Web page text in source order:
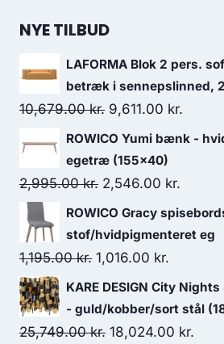
NYE TILBUD
LAFORMA Blok 2 pers.
betræk i sennepslinned,
10,679.00kr. 9,611.00 kr.
ROWICO Yumi bænk -
egetræ (155x40)
2,995.00kr. 2,546.00 kr.
ROWICO Gracy
stof/hvidpigmenteret eg
1,195.00kr. 1,016.00 kr.
KARE DESIGN City
- guld/kobber/sort stål
25,749.00kr. 18,024.00 kr.